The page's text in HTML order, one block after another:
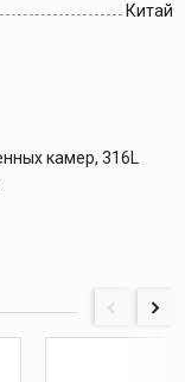
Китай
камер, 316L